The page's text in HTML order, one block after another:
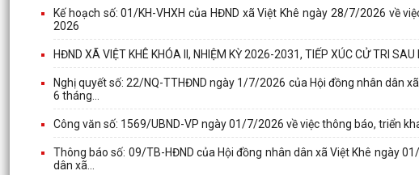
Kế hoạch số: 01/KH-VHXH của HĐND xã Việt Khê ngày 28/7/2026 về
2026
HĐND XÃ VIỆT KHÊ KHÓA II, NHIỆM KỲ 2026-2031, TIẾP XÚC CỬ TRI
Nghị quyết số: 22/NQ-TTHĐND ngày 1/7/2026 của Hội đồng nhân dân
6 tháng...
Công văn số: 1569/UBND-VP ngày 01/7/2026 về việc thông báo, triển
Thông báo số: 09/TB-HĐND của Hội đồng nhân dân xã Việt Khê ngày
dân xã...